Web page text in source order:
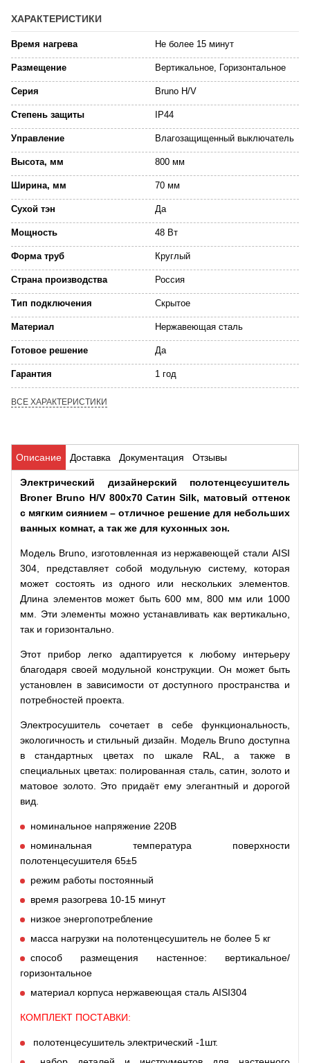
ХАРАКТЕРИСТИКИ
Время нагрева Не более 15 минут
Размещение Вертикальное, Горизонтальное
Серия Bruno H/V
Степень защиты IP44
Управление Влагозащищенный выключатель
Высота, мм 800 мм
Ширина, мм 70 мм
Сухой тэн Да
Мощность 48 Вт
Форма труб Круглый
Страна производства Россия
Тип подключения Скрытое
Материал Нержавеющая сталь
Готовое решение Да
Гарантия 1 год
ВСЕ ХАРАКТЕРИСТИКИ
Описание Доставка Документация Отзывы
Электрический дизайнерский полотенцесушитель
Broner Bruno H/V 800x70 Сатин Silk, матовый оттенок
с мягким сиянием – отличное решение для небольших
ванных комнат, а так же для кухонных зон.
Модель Bruno, изготовленная из нержавеющей стали AISI
304, представляет собой модульную систему, которая
может состоять из одного или нескольких элементов.
Длина элементов может быть 600 мм, 800 мм или 1000
мм. Эти элементы можно устанавливать как вертикально,
так и горизонтально.
Этот прибор легко адаптируется к любому интерьеру
благодаря своей модульной конструкции. Он может быть
установлен в зависимости от доступного пространства и
потребностей проекта.
Электросушитель сочетает в себе функциональность,
экологичность и стильный дизайн. Модель Bruno доступна
в стандартных цветах по шкале RAL, а также в
специальных цветах: полированная сталь, сатин, золото и
матовое золото. Это придаёт ему элегантный и дорогой
вид.
номинальное напряжение 220В
номинальная температура поверхности
полотенцесушителя 65±5
режим работы постоянный
время разогрева 10-15 минут
низкое энергопотребление
масса нагрузки на полотенцесушитель не более 5 кг
способ размещения настенное: вертикальное/
горизонтальное
материал корпуса нержавеющая сталь AISI304
КОМПЛЕКТ ПОСТАВКИ:
полотенцесушитель электрический -1шт.